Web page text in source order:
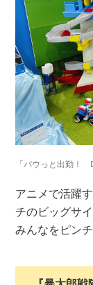
「パウっと出勤！
アニメで活躍
チのビッグサ
みんなをピン